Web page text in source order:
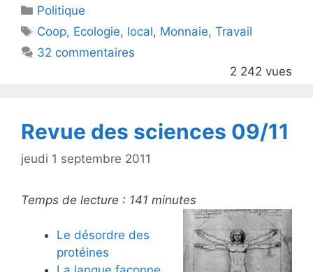
er e
b
o
Catégories
Politique
Étiquettes
Coop, Ecologie, local, Monnaie,Travail
32 commentaires
2 242 vues
Revue des sciences 09/11
jeudi 1 septembre 2011
Temps de lecture : 141 minutes
Le désordre des
protéines